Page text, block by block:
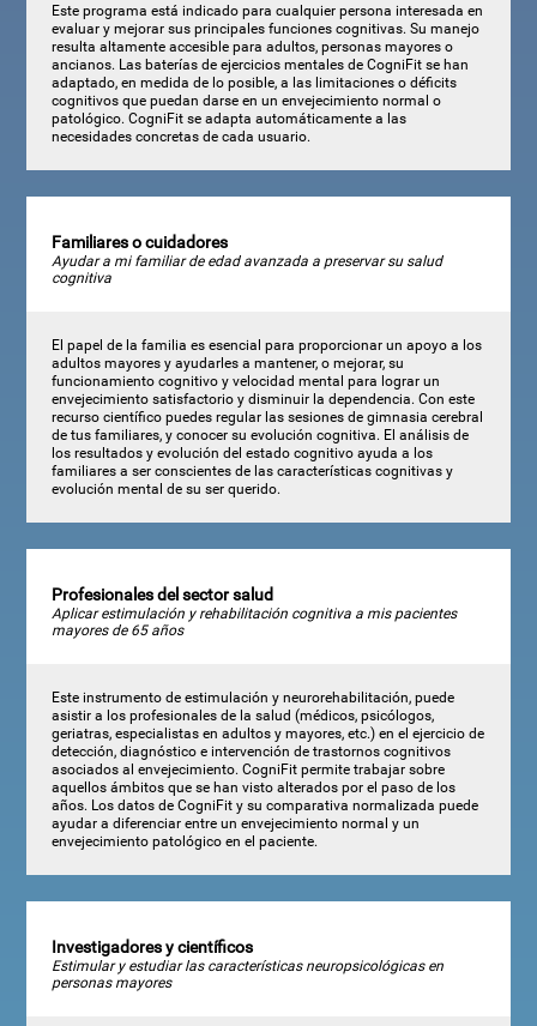
Este programa está indicado para cualquier persona interesada en
evaluar y mejorar sus principales funciones cognitivas. Su manejo
resulta altamente accesible para adultos, personas mayores o
ancianos. Las baterías de ejercicios mentales de CogniFit se han
adaptado, en medida de lo posible, a las limitaciones o déficits
cognitivos que puedan darse en un envejecimiento normal o
patológico. CogniFit se adapta automáticamente a las
necesidades concretas de cada usuario.
Familiares o cuidadores
Ayudar a mi familiar de edad avanzada a preservar su salud
cognitiva
El papel de la familia es esencial para proporcionar un apoyo a los
adultos mayores y ayudarles a mantener, o mejorar, su
funcionamiento cognitivo y velocidad mental para lograr un
envejecimiento satisfactorio y disminuir la dependencia. Con este
recurso científico puedes regular las sesiones de gimnasia cerebral
de tus familiares, y conocer su evolución cognitiva. El análisis de
los resultados y evolución del estado cognitivo ayuda a los
familiares a ser conscientes de las características cognitivas y
evolución mental de su ser querido.
Profesionales del sector salud
Aplicar estimulación y rehabilitación cognitiva a mis pacientes
mayores de 65 años
Este instrumento de estimulación y neurorehabilitación, puede
asistir a los profesionales de la salud (médicos, psicólogos,
geriatras, especialistas en adultos y mayores, etc.) en el ejercicio de
detección, diagnóstico e intervención de trastornos cognitivos
asociados al envejecimiento. CogniFit permite trabajar sobre
aquellos ámbitos que se han visto alterados por el paso de los
años. Los datos de CogniFit y su comparativa normalizada puede
ayudar a diferenciar entre un envejecimiento normal y un
envejecimiento patológico en el paciente.
Investigadores y científicos
Estimular y estudiar las características neuropsicológicas en
personas mayores